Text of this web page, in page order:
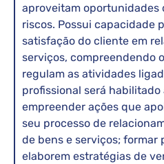
aproveitam oportunidades
riscos. Possui capacidade
satisfação do cliente em
serviços, compreendendo
regulam as atividades
profissional será
empreender ações que
seu processo de
de bens e serviços; formar
elaborem estratégias de